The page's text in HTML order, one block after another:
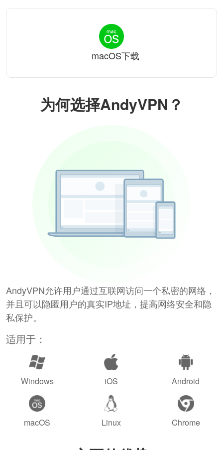
为何选择AndyVPN？
AndyVPN允许用户通过互联网访问一个私密的网络，
并且可以隐匿用户的真实IP地址，提高网络安全和隐
私保护。
适用于：
Windows iOS Android
macOS Linux Chrome
macOS下载